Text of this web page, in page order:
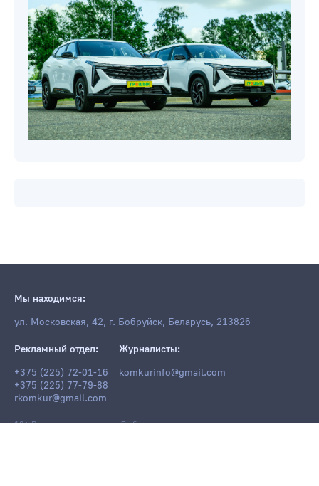
Мы находимся:
ул. Московская, 42, г. Бобруйск, Беларусь, 213826
Рекламный отдел:
+375 (225) 72-01-16
+375 (225) 77-79-88
rkomkur@gmail.com
Журналисты:
komkurinfo@gmail.com
18+ Все права защищены. Любое копирование, перепечатка или